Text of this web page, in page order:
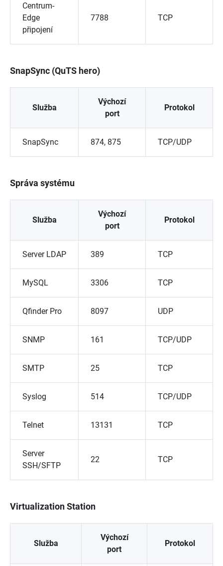
Centrum-
Edge
připojení
7788 TCP
SnapSync (QuTS hero)
Služba
Výchozí
port
Protokol
SnapSync 874, 875 TCP/UDP
Správa systému
Služba
Výchozí
port
Protokol
Server LDAP 389 TCP
MySQL 3306 TCP
Qfinder Pro 8097 UDP
SNMP 161 TCP/UDP
SMTP 25 TCP
Syslog 514 TCP/UDP
Telnet 13131 TCP
Server
SSH/SFTP
22 TCP
Virtualization Station
Služba
Výchozí
port
Protokol